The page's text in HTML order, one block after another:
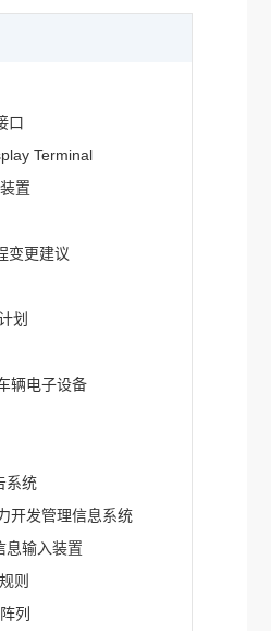
口
Terminal
置
变更建议
划
辆电子设备
系统
开发管理信息系统
息输入装置
则
列